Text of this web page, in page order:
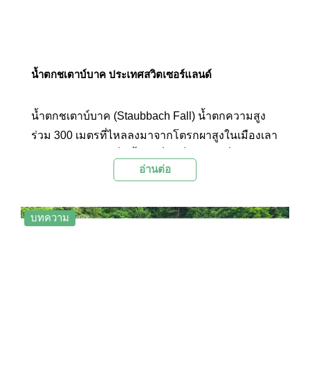
น้ำตกชเตาบ์บาค ประเทศสวิตเซอร์แลนด์
น้ำตกชเตาบ์บาค (Staubbach Fall) น้ำตกความสูง
ร่วม 300 เมตรที่ไหลลงมาจากโตรกผาสูงในเมืองเลา
ประเทศสวิตเซอร์แลนด์ และเป็นหนึ่งในน้ำตกที่ตกลง
อ่านต่อ
บทความ